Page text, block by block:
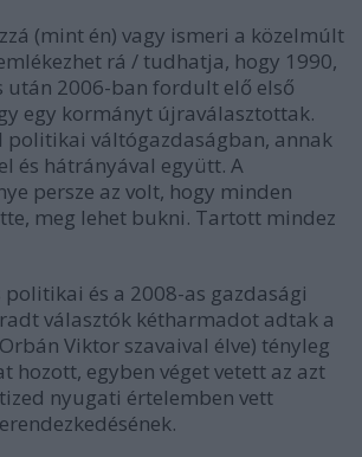
(mint én) vagy ismeri a közelmúlt
rá / tudhatja, hogy 1990,
után 2006-ban fordult elő első
egy kormányt újraválasztottak.
politikai váltógazdaságban, annak
és hátrányával együtt. A
persze az volt, hogy minden
meg lehet bukni. Tartott mindez
politikai és a 2008-as gazdasági
választók kétharmadot adtak a
Viktor szavaival élve) tényleg
egyben véget vetett az azt
nyugati értelemben vett